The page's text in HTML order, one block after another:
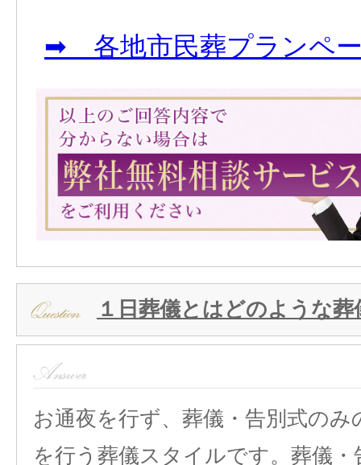
➡ 各地市民葬プランペ
１日葬儀とはどのような
お通夜を行ず、葬儀・告別式のみ
を行う葬儀スタイルです。葬儀